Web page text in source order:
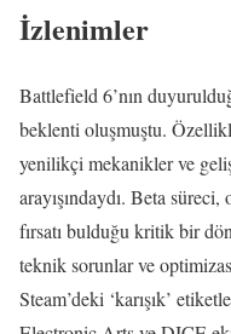
İzlenimler
Battlefield 6’nın
beklenti oluşmuştu.
yenilikçi mekanikler ve
arayışındaydı. Beta
fırsatı bulduğu kritik bir
teknik sorunlar ve
Steam’deki ‘karışık’